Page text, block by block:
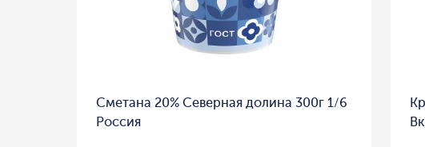
Сметана 20% Северная долина 300г 1/6
Россия